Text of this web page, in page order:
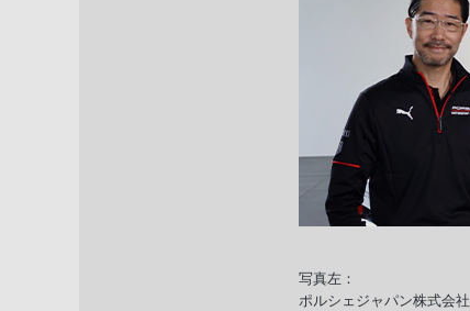
写真左：
ポルシェジャパン株式会社